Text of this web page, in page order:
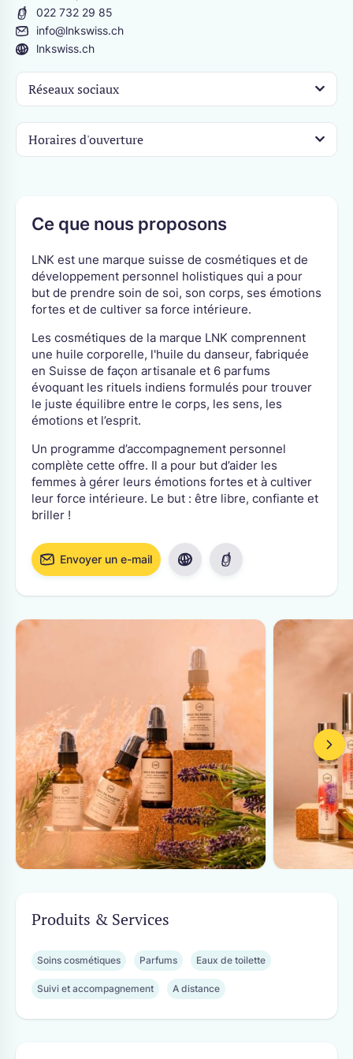
022 732 29 85
info@lnkswiss.ch
lnkswiss.ch
Réseaux sociaux
Horaires d'ouverture
Ce que nous proposons
LNK est une marque suisse de cosmétiques et de
développement personnel holistiques qui a pour
but de prendre soin de soi, son corps, ses émotions
fortes et de cultiver sa force intérieure.
Les cosmétiques de la marque LNK comprennent
une huile corporelle, l'huile du danseur, fabriquée
en Suisse de façon artisanale et 6 parfums
évoquant les rituels indiens formulés pour trouver
le juste équilibre entre le corps, les sens, les
émotions et l’esprit.
Un programme d’accompagnement personnel
complète cette offre. Il a pour but d’aider les
femmes à gérer leurs émotions fortes et à cultiver
leur force intérieure. Le but : être libre, confiante et
briller !
Envoyer un e-mail Visiter le site internet
Produits & Services
Soins cosmétiques Parfums Eaux de toilette
Suivi et accompagnement A distance
CANTONS
Berne
Fribourg
Genève
Neuchâtel
Valais
Vaud